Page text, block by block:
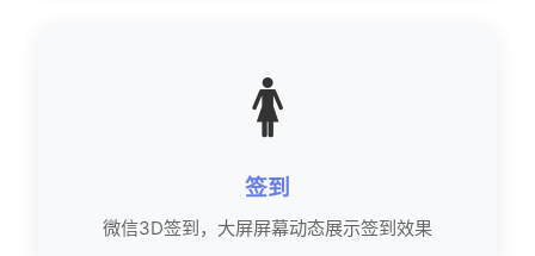
🚺
签到
微信3D签到，大屏屏幕动态展示签到效果